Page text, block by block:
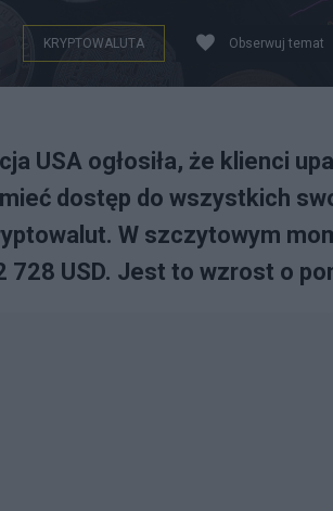
KRYPTOWALUTA Obserwuj temat
USA ogłosiła, że klienci
dostęp do wszystkich
W szczytowym
728 USD. Jest to wzrost o